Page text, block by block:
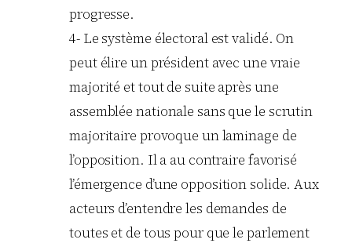
progresse.
4- Le système électoral est validé. On
peut élire un président avec une vraie
majorité et tout de suite après une
assemblée nationale sans que le scrutin
majoritaire provoque un laminage de
l’opposition. Il a au contraire favorisé
l’émergence d’une opposition solide. Aux
acteurs d’entendre les demandes de
toutes et de tous pour que le parlement